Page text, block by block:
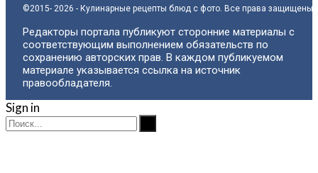
©2015- 2026 - Кулинарные рецепты блюд с фото. Все права защищены.
Редакторы портала публикуют сторонние материалы с
соответствующим выполнением обязательств по
сохранению авторских прав. В каждом публикуемом
материале указывается ссылка на источник
правообладателя.
Sign in